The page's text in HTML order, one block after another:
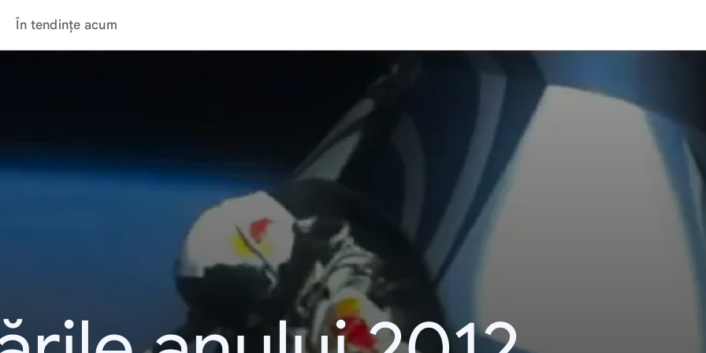
În tendințe acum